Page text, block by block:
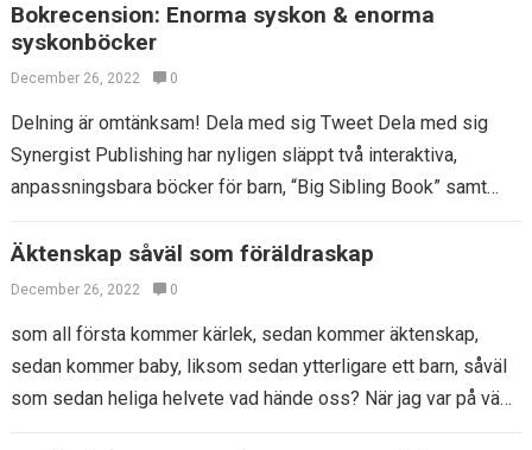
Bokrecension: Enorma syskon & enorma
syskonböcker
December 26, 2022 0
Delning är omtänksam! Dela med sig Tweet Dela med sig
Synergist Publishing har nyligen släppt två interaktiva,
anpassningsbara böcker för barn, “Big Sibling Book” samt
Äktenskap såväl som föräldraskap
December 26, 2022 0
som all första kommer kärlek, sedan kommer äktenskap,
sedan kommer baby, liksom sedan ytterligare ett barn, såväl
som sedan heliga helvete vad hände oss? När jag var på väg